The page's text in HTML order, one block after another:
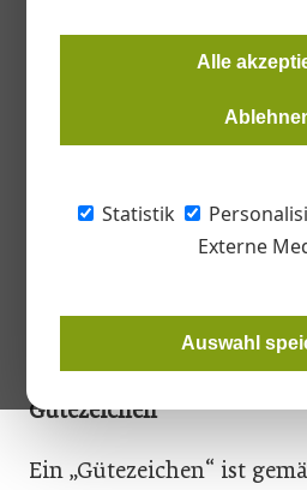
Alle
Statistik
Externe
Auswahl
In Ausschreibungen werden oft
„Qualitätsnachweise“ in dieser
Sind bei Ausschreibungen
nicht jeden potenziellen
einige Punkte sollten Sie
Gütezeichen
Ein „Gütezeichen“ ist